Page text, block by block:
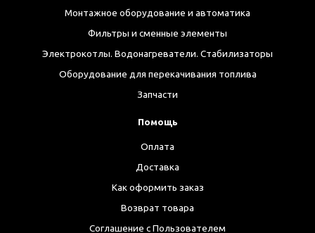
Монтажное оборудование и автоматика
Фильтры и сменные элементы
Электрокотлы. Водонагреватели. Стабилизаторы
Оборудование для перекачивания топлива
Запчасти
Помощь
Оплата
Доставка
Как оформить заказ
Возврат товара
Соглашение с Пользователем